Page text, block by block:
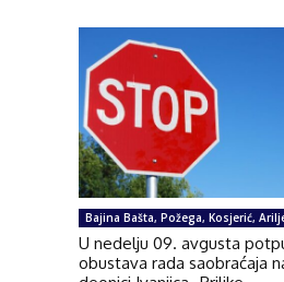
Bajina Bašta, Požega, Kosjerić,
U nedelju 09. avgusta
obustava rada saobraćaja